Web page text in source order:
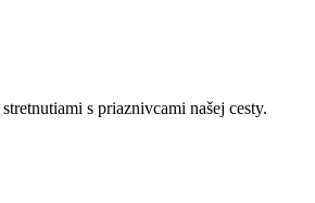
s priaznivcami našej cesty.